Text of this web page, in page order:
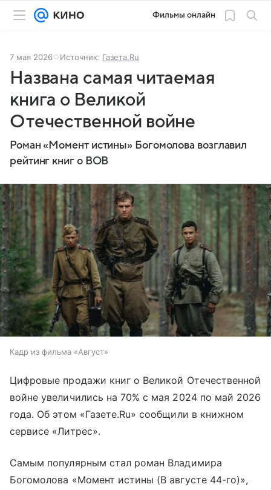
Фильмы онлайн
7 мая 2026 Источник: Газета.Ru
Названа самая читаемая
книга о Великой
Отечественной войне
Роман «Момент истины» Богомолова возглавил
рейтинг книг о ВОВ
Кадр из фильма «Август»
Цифровые продажи книг о Великой Отечественной
войне увеличились на 70% с мая 2024 по май 2026
года. Об этом «Газете.Ru» сообщили в книжном
сервисе «Литрес».
Самым популярным стал роман Владимира
Богомолова «Момент истины (В августе 44-го)»,